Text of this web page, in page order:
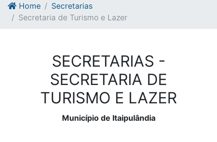
Home
Secretarias
Secretaria de Turismo e Lazer
SECRETARIAS -
SECRETARIA DE
TURISMO E LAZER
Município de Itaipulândia